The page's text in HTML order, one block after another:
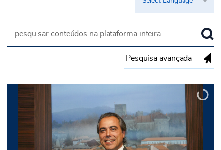
Pesquisa avançada